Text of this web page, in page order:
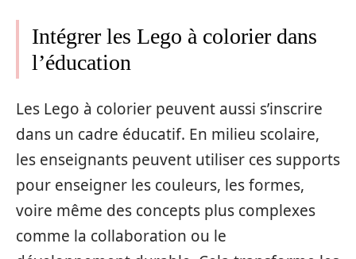
Intégrer les Lego à colorier dans
l’éducation
Les Lego à colorier peuvent aussi s’inscrire
dans un cadre éducatif. En milieu scolaire,
les enseignants peuvent utiliser ces supports
pour enseigner les couleurs, les formes,
voire même des concepts plus complexes
comme la collaboration ou le